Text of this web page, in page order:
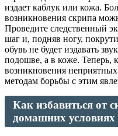
издает каблук или кожа.
возникновения скрипа
Проведите следственный
шаг и, подняв ногу,
обувь не будет издавать
подошве, а в коже. Теперь,
возникновения
методам борьбы с этим
Как избавиться от
домашних условиях